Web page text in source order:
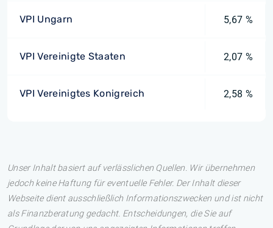
VPI Ungarn 5,67 %
VPI Vereinigte Staaten 2,07 %
VPI Vereinigtes Konigreich 2,58 %
Unser Inhalt basiert auf verlässlichen Quellen. Wir übernehmen
jedoch keine Haftung für eventuelle Fehler. Der Inhalt dieser
Webseite dient ausschließlich Informationszwecken und ist nicht
als Finanzberatung gedacht. Entscheidungen, die Sie auf